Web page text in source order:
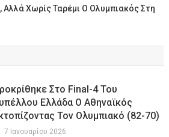
Αλλά Χωρίς Ταρέμι Ο Ολυμπιακός Στη
Στο Final-4 Του
Ελλάδα Ο Αθηναϊκός
Τον Ολυμπιακό (82-70)
7 Ιανουαρίου 2026